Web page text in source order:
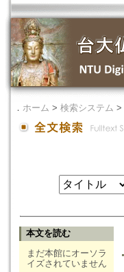
． ホーム > 検索システム >
本文を読む
まだ本館にオーソラ
イズされていません